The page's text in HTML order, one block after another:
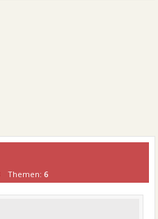
Themen:6